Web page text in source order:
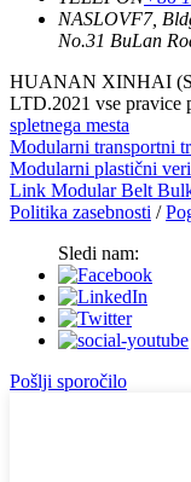
NASLOVF7,
No.31 BuLan
HUANAN XINHAI
LTD.2021 vse pravice
spletnega mesta
Modularni transportni
Modularni plastični
Link Modular Belt
Politika zasebnosti /
Sledi nam:
Pošlji sporočilo